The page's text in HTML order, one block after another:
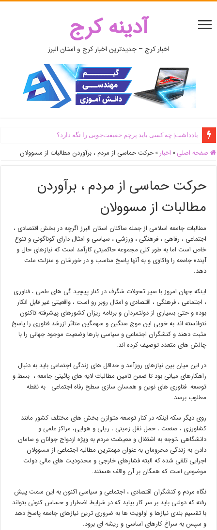
آدینه کرج
اخبار کرج – جدیدترین اخبار کرج و استان البرز
یادداشت| ‌چه کسی باید پرچم حقیقت‌جویی را نگه دارد؟
صفحه اصلی » اخبار » حرکت حماسی از مردم ، برآوردن مطالبات از مسوولان
حرکت حماسی از مردم ، برآوردن
مطالبات از مسوولان
مطالبات جامعه اسلامی از جمله ساکنان استان البرز اگرچه در بخش اقتصادی ،
اجتماعی ، رفاهی ، فرهنگی ، ورزشی ، سیاسی و امثال دارای گوناگونی و تنوع
خاص است اما به طور کلی مجموعه حاکمیتی کارآمد است که نیازهای حال و
آینده جامعه را واکاوی و به آنها پاسخ مناسب و در خورشان و منزلت ملت
دهد.
اینکه جهان امروز با سیر تحولات شگرف در کنار پیچید گی های علمی ، فناوری
، اجتماعی ، فرهنگی ، اقتصادی و امثال روبر رو است ، واقعیتی غیر قابل انکار
بوده و حتی بسیاری از دولتمردان و برنامه ریزان کشورهای پیشرفته تاکنون
نتوانسته اند به خوبی این موج سنگین و سهمگین متاثر ازرشد فناوری را پاسخ
مثبت دهند و کنشگران اجتماعی و سیاسی بارها وضعیت موجود جهانی را با
چالش های متعدد توصیف کرده اند.
در این میان بین نیازهای روزآمد و حداقل های زندگی اجتماعی باید به دنبال
راهکارهای میانی بود تا ضمن تامین مطالبات لایه های پائینی جامعه ، بسط و
توسعه فناوری های نوین و همسان سازی سطح رفاه اجتماعی به نقطه
مطلوب برسد.
روی دیگر سکه اینکه در کنار توسعه متوازن بخش های مختلف کشور مانند
کشاورزی ، صنعت ، حمل نقل زمینی ، ریلی و هوایی، مراکز علمی و
دانشگاهی ،توجه به اشتغال و معیشت مردم به ویژه ازدواج جوانان و سامان
دادن به زندگی محرومان به عنوان مهمترین مطالبه اجتماعی از مسوولان
اجرایی تلقی شده که البته فشارهای خارجی و محدودیت های مالی دولت
موضوعی است که همگان بر آن واقف هستند.
نگاه مردم و کنشگران اقتصادی ، اجتماعی و سیاسی اکنون به این سمت پیش
رفته که دولتی باید بر سر کار بیاید که در شرایط اضطرار و حساس کنونی بتواند
با تقسیم بندی نیازها و اولویت ها به ضروری ترین نیازهای جامعه پاسخ دهد
و سپس به سراغ کارهای اساسی و ریشه ای برود.